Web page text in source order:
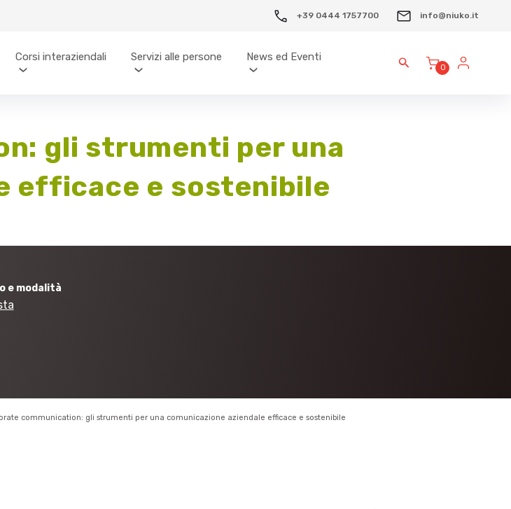
+39 0444 1757700 info@niuko.it
0
Corsi interaziendali Servizi alle persone News ed Eventi
gli strumenti per una
efficace e sostenibile
e modalità
communication: gli strumenti per una comunicazione aziendale efficace e sostenibile